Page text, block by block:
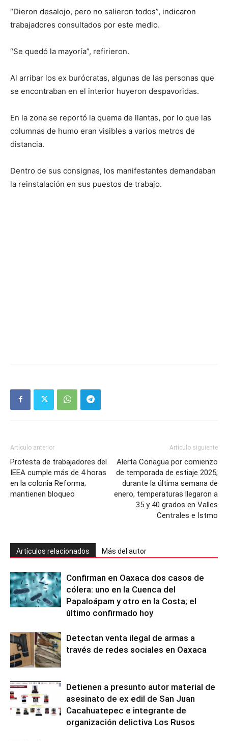
“Dieron desalojo, pero no salieron todos”, indicaron
trabajadores consultados por este medio.
“Se quedó la mayoría”, refirieron.
Al arribar los ex burócratas, algunas de las personas que
se encontraban en el interior huyeron despavoridas.
En la zona se reportó la quema de llantas, por lo que las
columnas de humo eran visibles a varios metros de
distancia.
Dentro de sus consignas, los manifestantes demandaban
la reinstalación en sus puestos de trabajo.
Artículo anterior
Protesta de trabajadores del
IEEA cumple más de 4 horas
en la colonia Reforma;
mantienen bloqueo
Artículo siguiente
Alerta Conagua por comienzo
de temporada de estiaje 2025;
durante la última semana de
enero, temperaturas llegaron a
35 y 40 grados en Valles
Centrales e Istmo
Artículos relacionados Más del autor
Confirman en Oaxaca dos casos de
cólera: uno en la Cuenca del
Papaloápam y otro en la Costa; el
último confirmado hoy
Detectan venta ilegal de armas a
través de redes sociales en Oaxaca
Detienen a presunto autor material de
asesinato de ex edil de San Juan
Cacahuatepec e integrante de
organización delictiva Los Rusos